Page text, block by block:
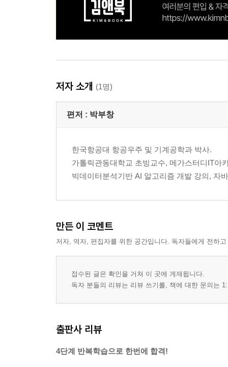
저자 소개 (1명)
편저 : 박부창
한국항공대 항공우주 및 기계공학과 박사.
가톨릭관동대학교 초빙교수, 메가스터디IT아
빅데이터분석기반 AI 알고리즘 개발 강의, 자
만든 이 코멘트
저자, 역자, 편집자를 위한 공간입니다. 독자들에게 전하
접수된 글은 확인을 거쳐 이 곳에 게재됩니다.
독자 분들의 리뷰는 리뷰 쓰기를, 책에 대한 문의는
출판사 리뷰
4단계 반복학습으로 한번에 합격!